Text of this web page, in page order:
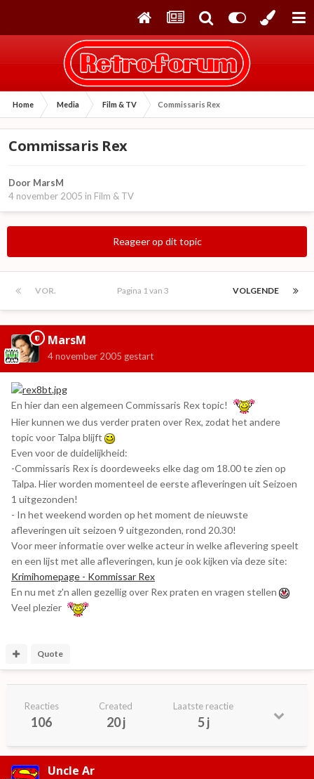
Home Media Film & TV Commissaris Rex
Commissaris Rex
Door MarsM
4 november 2005 in Film & TV
Reageer op dit topic
VOR. VOLGENDE
Pagina 1 van 3
MarsM
4 november 2005 gestart
En hier dan een algemeen Commissaris Rex topic!
Hier kunnen we dus verder praten over Rex, zodat het andere
topic voor Talpa blijft
Even voor de duidelijkheid:
-Commissaris Rex is doordeweeks elke dag om 18.00 te zien op
Talpa. Hier worden momenteel de eerste afleveringen uit Seizoen
1 uitgezonden!
- In het weekend worden op het moment de nieuwste
afleveringen uit seizoen 9 uitgezonden, rond 20.30!
Voor meer informatie over welke acteur in welke aflevering speelt
en een lijst met alle afleveringen, kun je ook kijken via deze site:
Krimihomepage - Kommissar Rex
En nu met z'n allen gezellig over Rex praten en vragen stellen
Veel plezier
Quote
Reacties
106
Created
20 j
Laatste reactie
5 j
Uncle Ar